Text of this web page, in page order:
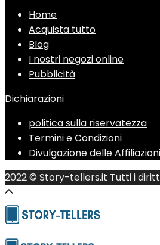
Home
Acquista tutto
Blog
I nostri negozi online
Pubblicità
Dichiarazioni
politica sulla riservatezza
Termini e Condizioni
Divulgazione delle Affiliazioni
2022 © Story-tellers.it Tutti i